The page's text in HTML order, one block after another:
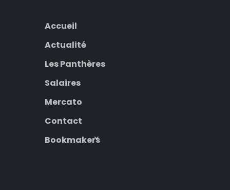
Accueil
Actualité
Les Panthères
Salaires
Mercato
Contact
Bookmakers